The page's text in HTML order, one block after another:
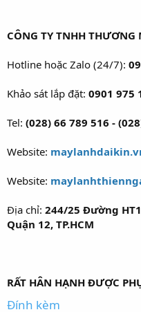
CÔNG TY TNHH
Hotline hoặc Zalo (24/7):
Khảo sát lắp đặt: 0901 975
Tel: (028) 66 789 516 -
Website:
Website:
Địa chỉ: 244/25 Đường
Quận 12, TP.HCM
RẤT HÂN HẠNH ĐƯỢC
Đính kèm